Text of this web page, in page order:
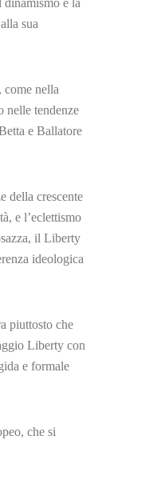
e la
sua
nella
nelle tendenze
e Ballatore
della crescente
e l’eclettismo
il Liberty
ideologica
piuttosto che
Liberty con
e formale
che si